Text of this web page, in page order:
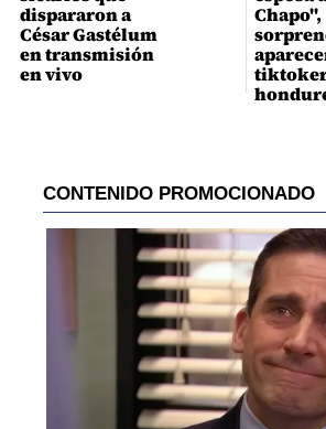
dispararon a
César Gastélum
en transmisión
en vivo
Chapo",